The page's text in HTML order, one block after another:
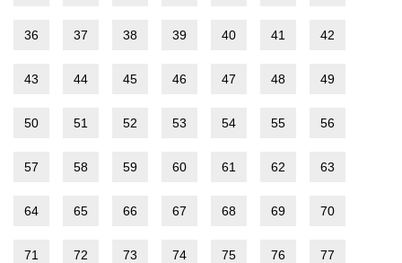
36 37 38 39 40 41 42
43 44 45 46 47 48 49
50 51 52 53 54 55 56
57 58 59 60 61 62 63
64 65 66 67 68 69 70
71 72 73 74 75 76 77